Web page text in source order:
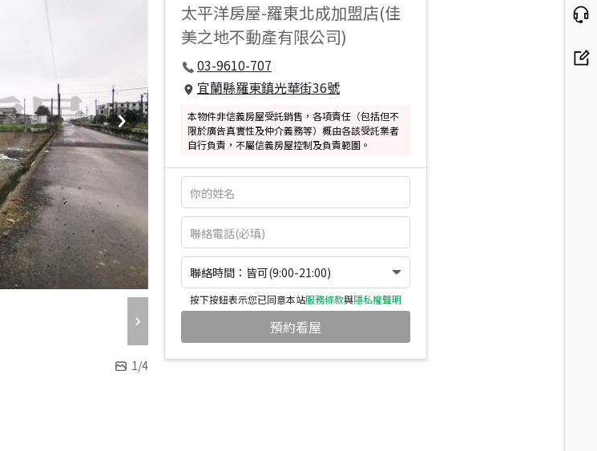
1/4
太平洋房屋-羅東北成加盟店(佳
美之地不動產有限公司)
03-9610-707
宜蘭縣羅東鎮光華街36號
本物件非信義房屋受託銷售，各項責任（包括但不
限於廣告真實性及仲介義務等）概由各該受託業者
自行負責，不屬信義房屋控制及負責範圍。
聯絡時間：皆可(9:00-21:00)
按下按鈕表示您已同意本站服務條款與隱私權聲明
預約看屋